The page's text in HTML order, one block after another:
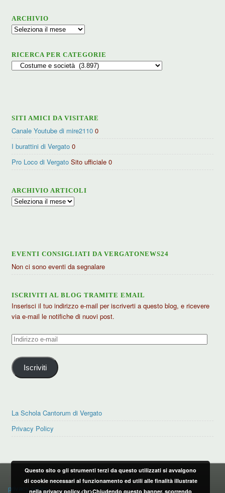
ARCHIVIO
Archivio
RICERCA PER CATEGORIE
Ricerca
SITI AMICI DA VISITARE
Canale Youtube di mire2110 0
I burattini di Vergato 0
Pro Loco di Vergato Sito ufficiale 0
ARCHIVIO ARTICOLI
Archivio
EVENTI CONSIGLIATI DA VERGATONEWS24
Non ci sono eventi da segnalare
ISCRIVITI AL BLOG TRAMITE EMAIL
Inserisci il tuo indirizzo e-mail per iscriverti a questo blog, e ricevere
via e-mail le notifiche di nuovi post.
Indirizzo
mail
Iscriviti
La Schola Cantorum di Vergato
Privacy Policy
PRIVACY POLICY
privacy policy
Questo sito o gli strumenti terzi da questo utilizzati si avvalgono
di cookie necessari al funzionamento ed utili alle finalità illustrate
nella privacy policy.<br>Chiudendo questo banner, scorrendo